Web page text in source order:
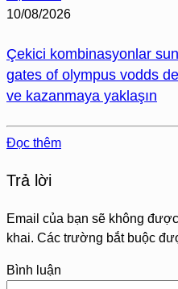
10/08/2026
Çekici kombinasyonlar
gates of olympus vodds
ve kazanmaya yaklaşın
Đọc thêm
Trả lời
Email của bạn sẽ không
khai. Các trường bắt buộc
Bình luận